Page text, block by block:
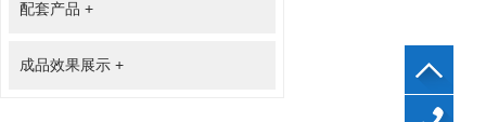
配套产品 +
成品效果展示 +